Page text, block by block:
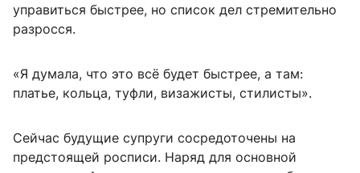
управиться быстрее, но список дел стремительно
разросся.
«Я думала, что это всё будет быстрее, а там:
платье, кольца, туфли, визажисты, стилисты».
Сейчас будущие супруги сосредоточены на
предстоящей росписи. Наряд для основной